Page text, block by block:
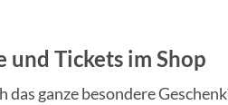
und Tickets im Shop
das ganze besondere